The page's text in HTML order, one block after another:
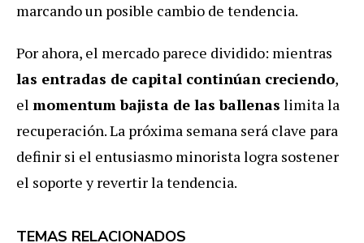
marcando un posible cambio de tendencia.
Por ahora, el mercado parece dividido: mientras
las entradas de capital continúan creciendo,
el momentum bajista de las ballenas limita la
recuperación. La próxima semana será clave para
definir si el entusiasmo minorista logra sostener
el soporte y revertir la tendencia.
TEMAS RELACIONADOS